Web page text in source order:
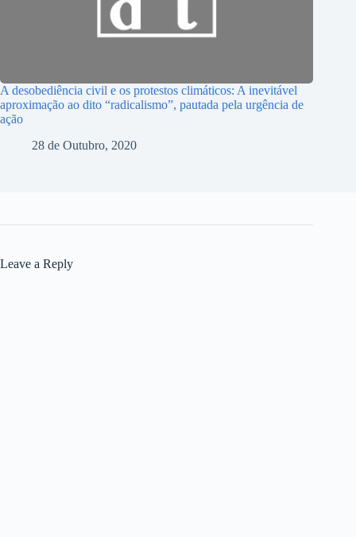
A desobediência civil e os protestos climáticos: A inevitável
aproximação ao dito “radicalismo”, pautada pela urgência de
ação
28 de Outubro, 2020
Leave a Reply